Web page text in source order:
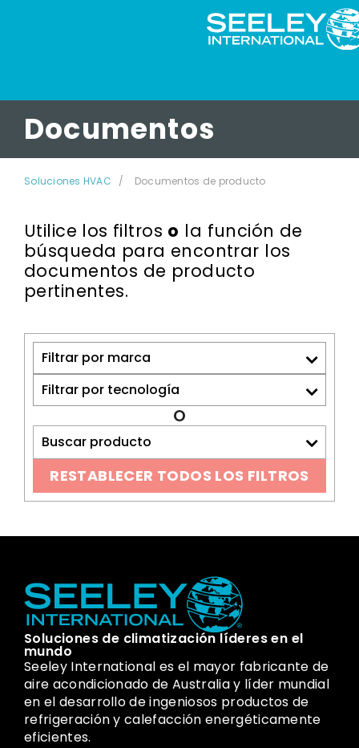
Documentos
Soluciones HVAC Documentos de producto
Utilice los filtros o la función de
búsqueda para encontrar los
documentos de producto
pertinentes.
O
Buscar producto
RESTABLECER TODOS LOS FILTROS
Soluciones de climatización líderes en el
mundo
Seeley International es el mayor fabricante de
aire acondicionado de Australia y líder mundial
en el desarrollo de ingeniosos productos de
refrigeración y calefacción energéticamente
eficientes.